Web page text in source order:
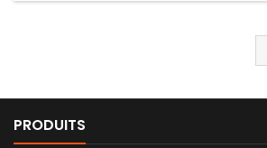
PRODUITS